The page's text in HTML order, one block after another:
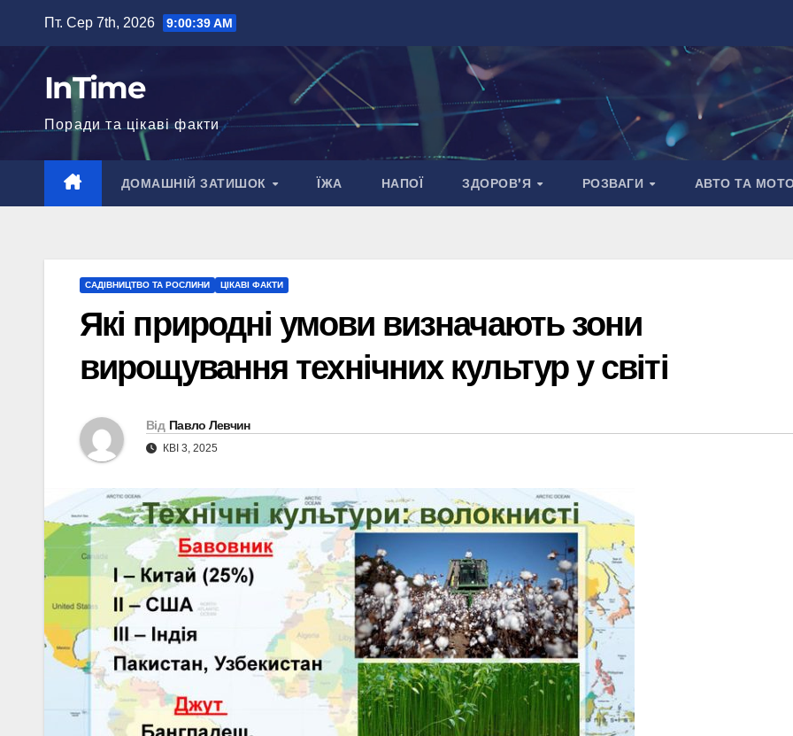
вмісту
Пт. Сер 7th, 2026 9:00:40 AM
InTime
Поради та цікаві факти
ДОМАШНІЙ ЗАТИШОК ЇЖА НАПОЇ ЗДОРОВ’Я РОЗВАГИ АВТО ТА
САДІВНИЦТВО ТА РОСЛИНИ ЦІКАВІ ФАКТИ
Які природні умови визначають зони
вирощування технічних культур у світі
Від Павло Левчин
КВІ 3, 2025